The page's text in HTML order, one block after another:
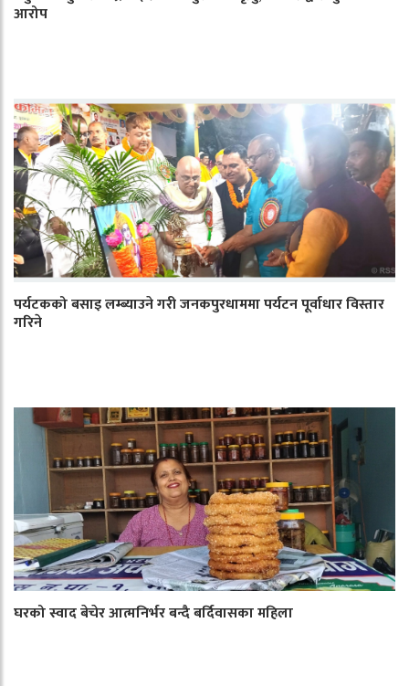
आरोप
पर्यटकको बसाइ लम्ब्याउने गरी जनकपुरधाममा पर्यटन पूर्वाधार विस्तार
गरिने
घरको स्वाद बेचेर आत्मनिर्भर बन्दै बर्दिवासका महिला